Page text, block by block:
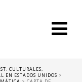
CULTURALES,
EN ESTADOS UNIDOS >